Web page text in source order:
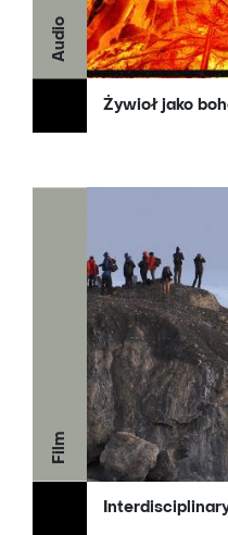
Audio
Żywioł jako
Film